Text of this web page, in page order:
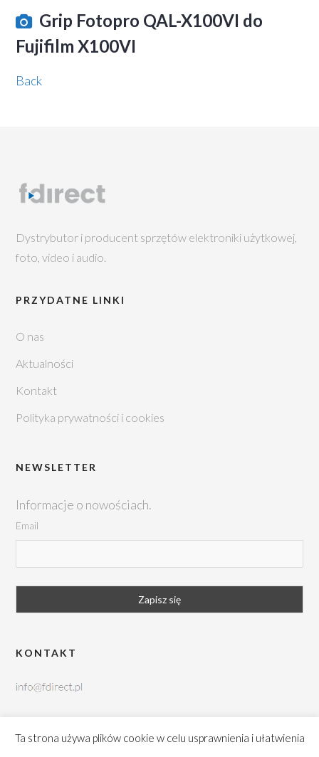
Grip Fotopro QAL-X100VI do
Fujifilm X100VI
Back
Dystrybutor i producent sprzętów elektroniki użytkowej,
foto, video i audio.
PRZYDATNE LINKI
O nas
Aktualności
Kontakt
Polityka prywatności i cookies
NEWSLETTER
Informacje o nowościach.
Email
KONTAKT
Ta strona używa plików cookie w celu usprawnienia i ułatwienia